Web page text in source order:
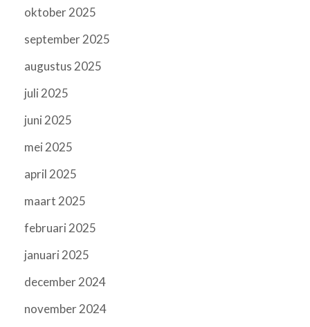
oktober 2025
september 2025
augustus 2025
juli 2025
juni 2025
mei 2025
april 2025
maart 2025
februari 2025
januari 2025
december 2024
november 2024